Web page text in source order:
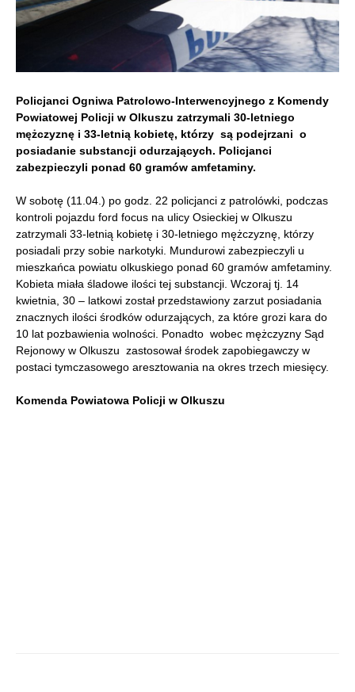
Policjanci Ogniwa Patrolowo-Interwencyjnego z Komendy
Powiatowej Policji w Olkuszu zatrzymali 30-letniego
mężczyznę i 33-letnią kobietę, którzy są podejrzani o
posiadanie substancji odurzających. Policjanci
zabezpieczyli ponad 60 gramów amfetaminy.
W sobotę (11.04.) po godz. 22 policjanci z patrolówki, podczas
kontroli pojazdu ford focus na ulicy Osieckiej w Olkuszu
zatrzymali 33-letnią kobietę i 30-letniego mężczyznę, którzy
posiadali przy sobie narkotyki. Mundurowi zabezpieczyli u
mieszkańca powiatu olkuskiego ponad 60 gramów amfetaminy.
Kobieta miała śladowe ilości tej substancji. Wczoraj tj. 14
kwietnia, 30 – latkowi został przedstawiony zarzut posiadania
znacznych ilości środków odurzających, za które grozi kara do
10 lat pozbawienia wolności. Ponadto wobec mężczyzny Sąd
Rejonowy w Olkuszu zastosował środek zapobiegawczy w
postaci tymczasowego aresztowania na okres trzech miesięcy.
Komenda Powiatowa Policji w Olkuszu